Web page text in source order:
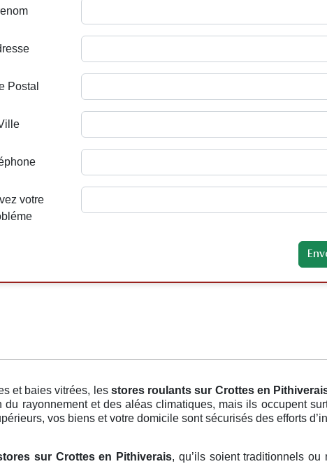
Postal
votre
et baies vitrées, les stores roulants sur Crottes en
du rayonnement et des aléas climatiques, mais ils occupent
vos biens et votre domicile sont sécurisés des efforts
sur Crottes en Pithiverais, qu’ils soient traditionnels